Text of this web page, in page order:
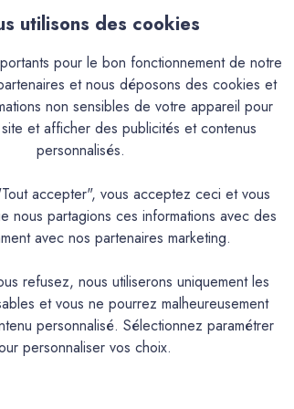
avant la protection finale de type
Sa formule liquide, non toxique et en
usage intérieur, ce glacis améliore
obtenir un rendu final esthétique, régulier
PRODUIT
aqua
utilisons des cookies
pour le bon fonctionnement de notre
et nous déposons des cookies et
non sensibles de votre appareil pour
et afficher des publicités et contenus
personnalisés.
accepter", vous acceptez ceci et vous
nous partagions ces informations avec des
avec nos partenaires marketing.
refusez, nous utiliserons uniquement les
et vous ne pourrez malheureusement
personnalisé. Sélectionnez paramétrer
personnaliser vos choix.